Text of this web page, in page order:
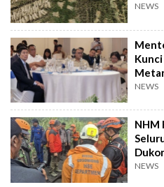
NEWS
NEWS
NHM
NEWS